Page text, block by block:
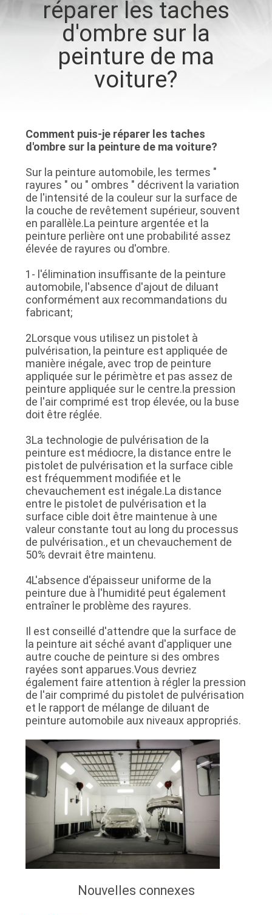
VISITE
CONTRÔLE
QUALITÉ
CONTACT
NOUVELLES
DEMANDE
DE
SOUMISSION
SITE
POLITIQUE
CONFIDENTIALITÉ
réparer les taches
d'ombre sur la
peinture de ma
voiture?
Comment puis-je réparer les taches
d'ombre sur la peinture de ma voiture?
Sur la peinture automobile, les termes "
rayures " ou " ombres " décrivent la variation
de l'intensité de la couleur sur la surface de
la couche de revêtement supérieur, souvent
en parallèle.La peinture argentée et la
peinture perlière ont une probabilité assez
élevée de rayures ou d'ombre.
1- l'élimination insuffisante de la peinture
automobile, l'absence d'ajout de diluant
conformément aux recommandations du
fabricant;
2Lorsque vous utilisez un pistolet à
pulvérisation, la peinture est appliquée de
manière inégale, avec trop de peinture
appliquée sur le périmètre et pas assez de
peinture appliquée sur le centre.la pression
de l'air comprimé est trop élevée, ou la buse
doit être réglée.
3La technologie de pulvérisation de la
peinture est médiocre, la distance entre le
pistolet de pulvérisation et la surface cible
est fréquemment modifiée et le
chevauchement est inégale.La distance
entre le pistolet de pulvérisation et la
surface cible doit être maintenue à une
valeur constante tout au long du processus
de pulvérisation., et un chevauchement de
50% devrait être maintenu.
4L'absence d'épaisseur uniforme de la
peinture due à l'humidité peut également
entraîner le problème des rayures.
Il est conseillé d'attendre que la surface de
la peinture ait séché avant d'appliquer une
autre couche de peinture si des ombres
rayées sont apparues.Vous devriez
également faire attention à régler la pression
de l'air comprimé du pistolet de pulvérisation
et le rapport de mélange de diluant de
peinture automobile aux niveaux appropriés.
Nouvelles connexes